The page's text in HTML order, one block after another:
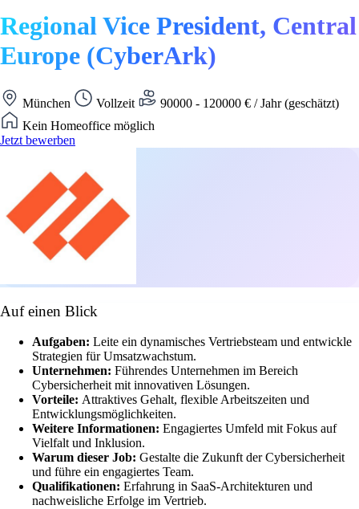
Regional Vice President, Central
Europe (CyberArk)
München Vollzeit
90000 - 120000 € / Jahr (geschätzt)
Kein Homeoffice möglich
Jetzt bewerben
Auf einen Blick
Aufgaben: Leite ein dynamisches Vertriebsteam und entwickle
Strategien für Umsatzwachstum.
Unternehmen: Führendes Unternehmen im Bereich
Cybersicherheit mit innovativen Lösungen.
Vorteile: Attraktives Gehalt, flexible Arbeitszeiten und
Entwicklungsmöglichkeiten.
Weitere Informationen: Engagiertes Umfeld mit Fokus auf
Vielfalt und Inklusion.
Warum dieser Job: Gestalte die Zukunft der Cybersicherheit
und führe ein engagiertes Team.
Qualifikationen: Erfahrung in SaaS-Architekturen und
nachweisliche Erfolge im Vertrieb.